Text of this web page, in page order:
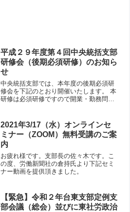
平成２９年度第４回中央統括支部
研修会（後期必須研修）のお知ら
せ
中央統括支部では、本年度の後期必須研
修会を下記のとおり開催いたします。 本
研修は必須研修ですので開業・勤務問わ
2021年3/17（水）オンラインセ
ミナー（ZOOM）無料受講のご案
内
お疲れ様です。支部長の佐々木です。こ
の度、労働新聞社の倉持氏より下記セミ
ナー動画を提供頂きました。
【緊急】令和２年台東支部定例支
部会議（総会）並びに東社労政治